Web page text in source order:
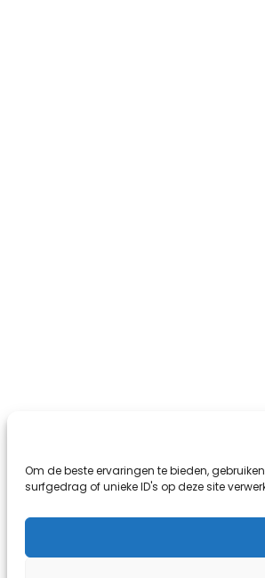
Om de beste ervaringen te bieden,
surfgedrag of unieke ID's op deze site